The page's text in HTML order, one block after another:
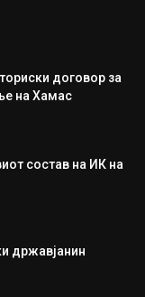
договор за
на Хамас
состав на ИК на
државјанин